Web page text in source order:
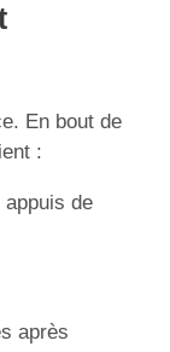
En bout de
:
de
après